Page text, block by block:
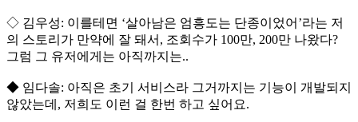
◇ 김우성: 이를테면 ‘살아남은 엄흥도는 단종이었어’라는 저
의 스토리가 만약에 잘 돼서, 조회수가 100만, 200만 나왔다?
그럼 그 유저에게는 아직까지는..
◆ 임다솔: 아직은 초기 서비스라 그거까지는 기능이 개발되지
않았는데, 저희도 이런 걸 한번 하고 싶어요.